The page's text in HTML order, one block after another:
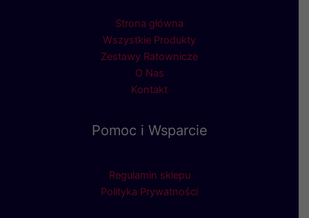
Strona główna
Wszystkie Produkty
Zestawy Ratownicze
O Nas
Kontakt
Pomoc i Wsparcie
Regulamin sklepu
Polityka Prywatności